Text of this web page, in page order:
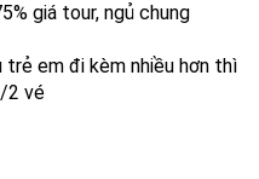
giá tour, ngủ chung
em đi kèm nhiều hơn thì
2 vé